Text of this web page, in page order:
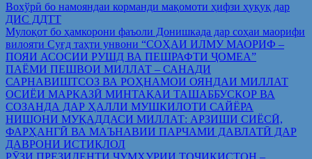
Вохўрӣ бо намояндаи корманди мақомоти ҳифзи ҳуқуқ дар
ДИС ДДТТ
Мулоқот бо ҳамкорони фаъоли Донишкада дар соҳаи маорифи
вилояти Суғд таҳти унвони “СОҲАИ ИЛМУ МАОРИФ –
ПОЯИ АСОСИИ РУШД ВА ПЕШРАФТИ ҶОМЕА”
ПАЁМИ ПЕШВОИ МИЛЛАТ – САНАДИ
САРНАВИШТСОЗ ВА РОҲНАМОИ ОЯНДАИ МИЛЛАТ
ОСИЁИ МАРКАЗӢ МИНТАҚАИ ТАШАББУСКОР ВА
СОЗАНДА ДАР ҲАЛЛИ МУШКИЛОТИ САЙЁРА
НИШОНИ МУҚАДДАСИ МИЛЛАТ: АРЗИШИ СИЁСӢ,
ФАРҲАНГӢ ВА МАЪНАВИИ ПАРЧАМИ ДАВЛАТӢ ДАР
ДАВРОНИ ИСТИҚЛОЛ
РӮЗИ ПРЕЗИДЕНТИ ҶУМҲУРИИ ТОҶИКИСТОН –